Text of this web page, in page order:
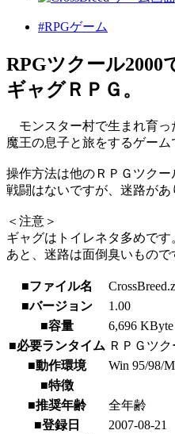
#RPGゲーム
RPGツクール2000
ギャグＲＰＧ。
モンスター村で生まれ育っ
魔王の息子と旅をするゲーム
操作方法は他のＲＰＧツクー
戦闘はないですが、迷路があ
＜注意＞
ギャグはトイレネタ多めです
あと、迷路は面倒臭いもので
■ファイル名
■バージョン
1.00
■容量
6,696 KByte
■必要ランタイム ＲＰＧツ
■動作環境
Win 95/98/
■特徴
■推奨年齢
全年齢
■登録日
2007-08-21